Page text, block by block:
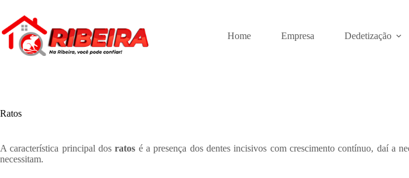
conteúdo
Home Empresa Dedetização
Ratos
A característica principal dosratos é a presença dos dentes incisivos com crescimento contínuo, daí a
necessitam.